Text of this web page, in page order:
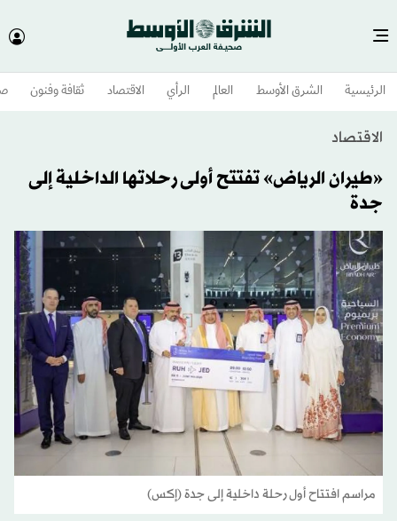
الرئيسية الشرق الأوسط​ العالم الرأي الاقتصاد ثقافة وفنون
الاقتصاد
«طيران الرياض» تفتتح أولى رحلاتها الداخلية إلى
جدة
مراسم افتتاح أول رحلة داخلية إلى جدة (إكس)